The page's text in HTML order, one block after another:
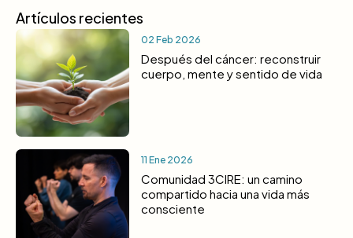
Artículos recientes
02 Feb 2026
Después del cáncer: reconstruir
cuerpo, mente y sentido de vida
11 Ene 2026
Comunidad 3CIRE: un camino
compartido hacia una vida más
consciente